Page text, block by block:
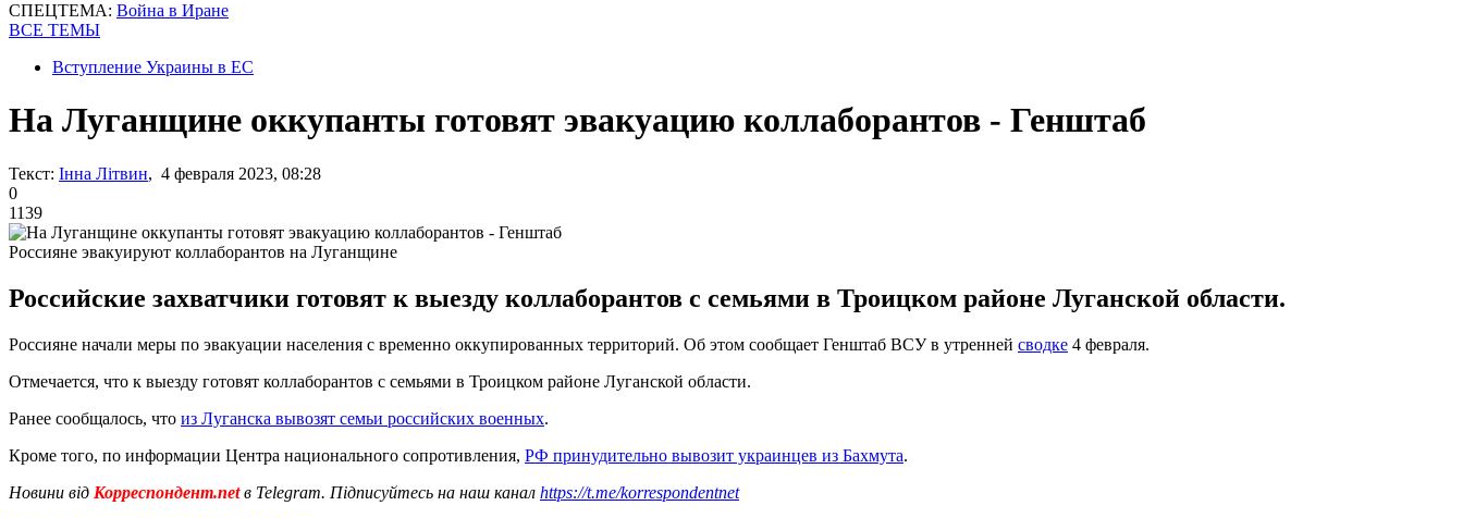
СПЕЦТЕМА: Война в Иране
ВСЕ ТЕМЫ
Вступление Украины в ЕС
На Луганщине оккупанты готовят эвакуацию коллаборантов - Генштаб
Текст: Інна Літвин, 4 февраля 2023, 08:28
0
1139
Россияне эвакуируют коллаборантов на Луганщине
Российские захватчики готовят к выезду коллаборантов с семьями в Троицком районе Луганской области.
Россияне начали меры по эвакуации населения с временно оккупированных территорий. Об этом сообщает Генштаб ВСУ в утренней сводке 4 февраля.
Отмечается, что к выезду готовят коллаборантов с семьями в Троицком районе Луганской области.
Ранее сообщалось, что из Луганска вывозят семьи российских военных.
Кроме того, по информации Центра национального сопротивления, РФ принудительно вывозит украинцев из Бахмута.
Новини від Корреспондент.netв Telegram. Підписуйтесь на наш канал https://t.me/korrespondentnet